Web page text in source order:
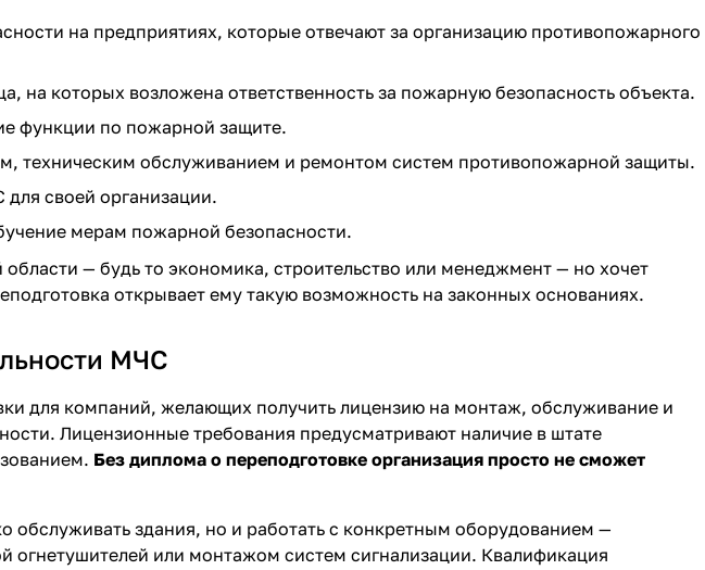
на предприятиях, которые отвечают за организацию противопожарного
на которых возложена ответственность за пожарную безопасность объекта.
функции по пожарной защите.
техническим обслуживанием и ремонтом систем противопожарной защиты.
своей организации.
мерам пожарной безопасности.
— будь то экономика, строительство или менеджмент — но хочет
открывает ему такую возможность на законных основаниях.
МЧС
для компаний, желающих получить лицензию на монтаж, обслуживание и
Лицензионные требования предусматривают наличие в штате
Без диплома о переподготовке организация просто не сможет
обслуживать здания, но и работать с конкретным оборудованием —
огнетушителей или монтажом систем сигнализации. Квалификация